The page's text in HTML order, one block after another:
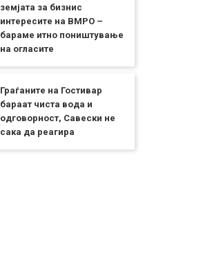
земјата за бизнис
интересите на ВМРО –
бараме итно поништување
на огласите
Граѓаните на Гостивар
бараат чиста вода и
одговорност, Савески не
сака да реагира